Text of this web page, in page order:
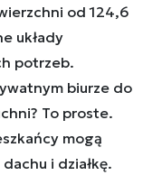
od 124,6
układy
potrzeb.
biurze do
To proste.
mogą
i działkę.